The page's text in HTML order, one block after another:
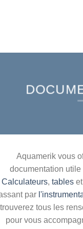
Aquamerik vous
documentation
Calculateurs, tables et
par
trouverez tous les
pour vous